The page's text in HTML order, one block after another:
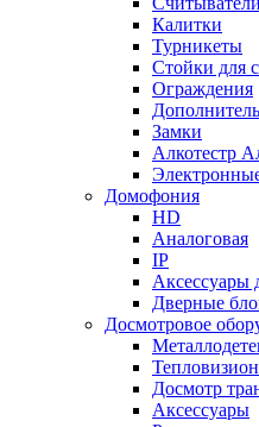
Калитки
Турникеты
Стойки для
Ограждения
Замки
Алкотестр
Домофония
HD
Аналоговая
IP
Аксессуары
Дверные
Досмотровое
Досмотр
Аксессуары